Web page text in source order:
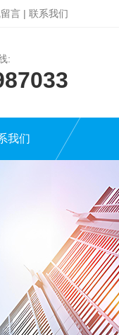
言 | 联系我们
:
我们